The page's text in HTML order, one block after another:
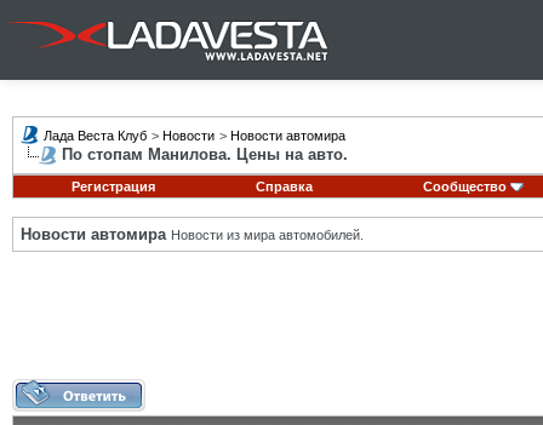
Лада Веста Клуб > Новости > Новости автомира
По стопам Манилова. Цены на авто.
Регистрация Справка Сообщество
Новости автомира Новости из мира автомобилей.